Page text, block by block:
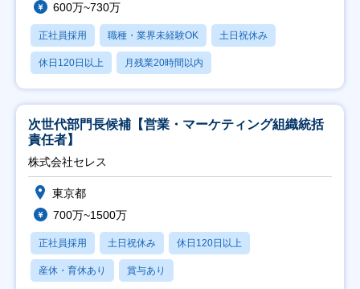
600万~730万
正社員採用 職種・業界未経験OK 土日祝休み
休日120日以上 月残業20時間以内
次世代部門長候補【営業・マーケティング組織統括
責任者】
株式会社セレス
東京都
700万~1500万
正社員採用 土日祝休み 休日120日以上
産休・育休あり 賞与あり